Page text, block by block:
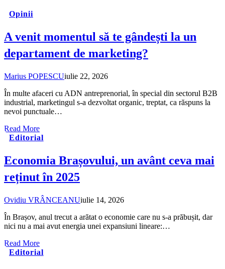
Opinii
A venit momentul să te gândești la un
departament de marketing?
Marius POPESCUiulie 22, 2026
În multe afaceri cu ADN antreprenorial, în special din sectorul B2B
industrial, marketingul s-a dezvoltat organic, treptat, ca răspuns la
nevoi punctuale…
Read More
Editorial
Economia Brașovului, un avânt ceva mai
reținut în 2025
Ovidiu VRÂNCEANUiulie 14, 2026
În Brașov, anul trecut a arătat o economie care nu s-a prăbușit, dar
nici nu a mai avut energia unei expansiuni lineare:…
Read More
Editorial